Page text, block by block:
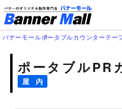
バナーモールポータブルカウンターテー
ポータブルPR
屋 内